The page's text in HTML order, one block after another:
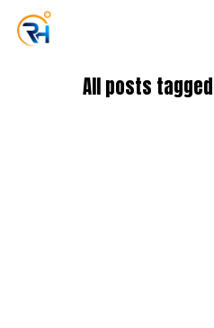
All posts